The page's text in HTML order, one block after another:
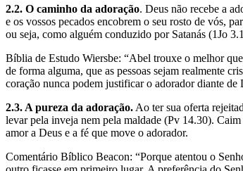
2.2. O caminho da adoração. Deus não recebe a
e os vossos pecados encobrem o seu rosto de vós,
ou seja, como alguém conduzido por Satanás (1Jo
Bíblia de Estudo Wiersbe: “Abel trouxe o melhor
de forma alguma, que as pessoas sejam realmente
coração nunca podem justificar o adorador diante
2.3. A pureza da adoração. Ao ter sua oferta
levar pela inveja nem pela maldade (Pv 14.30).
amor a Deus e a fé que move o adorador.
Comentário Bíblico Beacon: “Porque atentou o